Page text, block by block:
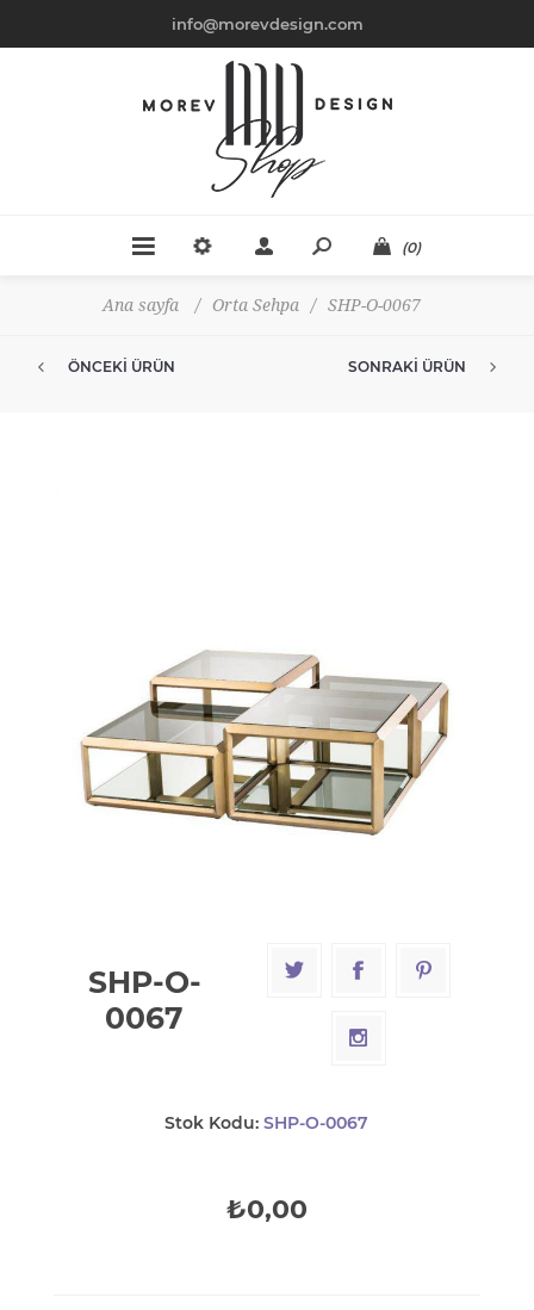
info@morevdesign.com
(0)
Ana sayfa / Orta Sehpa / SHP-O-0067
ÖNCEKI ÜRÜN SONRAKI ÜRÜN
SHP-O-
0067
Stok Kodu: SHP-O-0067
₺0,00